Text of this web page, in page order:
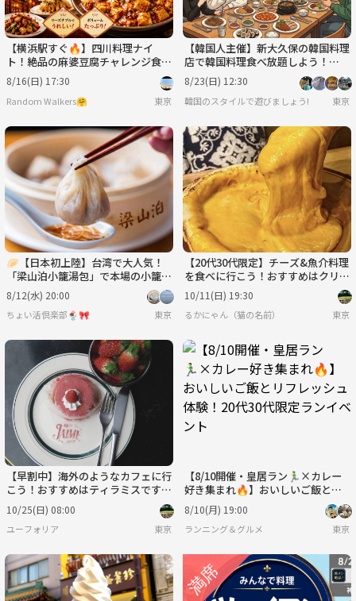
【横浜駅すぐ🔥】四川料理ナイ
ト！絶品の麻婆豆腐チャレンジ食事
会🍽️
8/16(日) 17:30
Random Walkers🤗 東京
【韓国人主催】新大久保の韓国料理
店で韓国料理食べ放題しよう！🍲
いろんな韓国料理の由来とか韓国本
場話も！✨
8/23(日) 12:30
韓国のスタイルで遊びましょう! 東京
🥟【日本初上陸】台湾で大人気！
「梁山泊小籠湯包」で本場の小籠包
を味わおう✨
8/12(水) 20:00
ちょい活倶楽部🍨🎀 東京
【20代30代限定】チーズ&魚介料理
を食べに行こう！おすすめはクリー
ムとチーズのオムレツ🐽🐽
10/11(日) 19:30
るかにゃん（猫の名前） 東京
【早割中】海外のようなカフェに行
こう！おすすめはティラミスです
🍩🍩
10/25(日) 08:00
ユーフォリア 東京
【8/10開催・皇居ラン🏃‍♂️×カレー
好き集まれ🔥】おいしいご飯とリ
フレッシュ体験！20代30代限定ラ
ンイベント
8/10(月) 19:00
ランニング＆グルメ 東京